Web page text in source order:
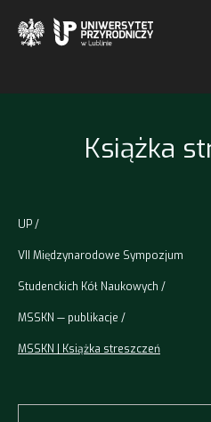
Książka
UP
VII Międzynarodowe Sympozjum
Studenckich Kół Naukowych
MSSKN — publikacje
MSSKN | Książka streszczeń